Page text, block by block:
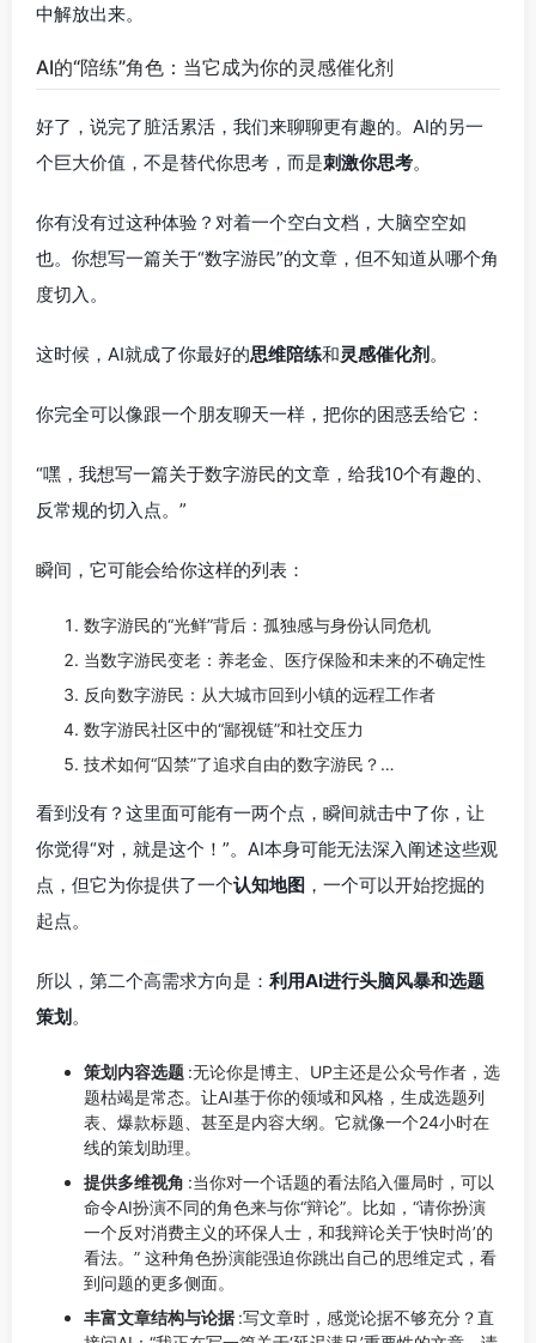
中解放出来。
AI的“陪练”角色：当它成为你的灵感催化剂
好了，说完了脏活累活，我们来聊聊更有趣的。AI的另一
个巨大价值，不是替代你思考，而是刺激你思考。
你有没有过这种体验？对着一个空白文档，大脑空空如
也。你想写一篇关于“数字游民”的文章，但不知道从哪个角
度切入。
这时候，AI就成了你最好的思维陪练和灵感催化剂。
你完全可以像跟一个朋友聊天一样，把你的困惑丢给它：
“嘿，我想写一篇关于数字游民的文章，给我10个有趣的、
反常规的切入点。”
瞬间，它可能会给你这样的列表：
数字游民的“光鲜”背后：孤独感与身份认同危机
当数字游民变老：养老金、医疗保险和未来的不确定性
反向数字游民：从大城市回到小镇的远程工作者
数字游民社区中的“鄙视链”和社交压力
技术如何“囚禁”了追求自由的数字游民？…
看到没有？这里面可能有一两个点，瞬间就击中了你，让
你觉得“对，就是这个！”。AI本身可能无法深入阐述这些观
点，但它为你提供了一个认知地图 ，一个可以开始挖掘的
起点。
所以，第二个高需求方向是： 利用AI进行头脑风暴和选题
策划。
策划内容选题 :无论你是博主、UP主还是公众号作者，选
题枯竭是常态。让AI基于你的领域和风格，生成选题列
表、爆款标题、甚至是内容大纲。它就像一个24小时在
线的策划助理。
提供多维视角 :当你对一个话题的看法陷入僵局时，可以
命令AI扮演不同的角色来与你“辩论”。比如，“请你扮演
一个反对消费主义的环保人士，和我辩论关于‘快时尚’的
看法。” 这种角色扮演能强迫你跳出自己的思维定式，看
到问题的更多侧面。
丰富文章结构与论据:写文章时，感觉论据不够充分？直